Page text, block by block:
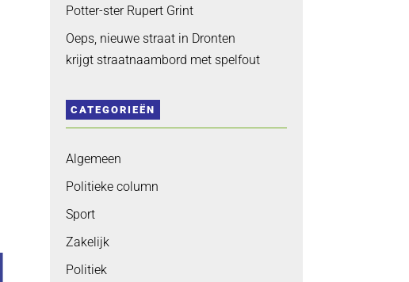
Potter-ster Rupert Grint
Oeps, nieuwe straat in Dronten
krijgt straatnaambord met spelfout
CATEGORIEËN
Algemeen
Politieke column
Sport
Zakelijk
Politiek